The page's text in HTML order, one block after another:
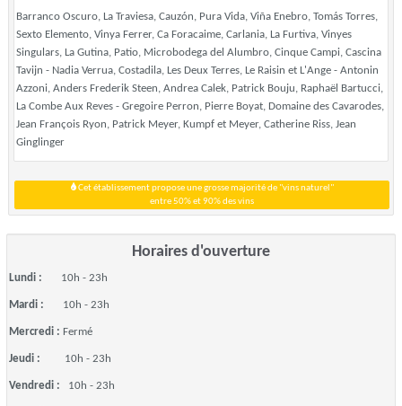
Barranco Oscuro, La Traviesa, Cauzón, Pura Vida, Viña Enebro, Tomás Torres,
Sexto Elemento, Vinya Ferrer, Ca Foracaime, Carlania, La Furtiva, Vinyes
Singulars, La Gutina, Patio, Microbodega del Alumbro, Cinque Campi, Cascina
Tavijn - Nadia Verrua, Costadila, Les Deux Terres, Le Raisin et L'Ange - Antonin
Azzoni, Anders Frederik Steen, Andrea Calek, Patrick Bouju, Raphaël Bartucci,
La Combe Aux Reves - Gregoire Perron, Pierre Boyat, Domaine des Cavarodes,
Jean François Ryon, Patrick Meyer, Kumpf et Meyer, Catherine Riss, Jean
Ginglinger
Cet établissement propose une grosse majorité de "vins naturel"
entre 50% et 90% des vins
Horaires d'ouverture
Lundi : 10h - 23h
Mardi : 10h - 23h
Mercredi : Fermé
Jeudi : 10h - 23h
Vendredi : 10h - 23h